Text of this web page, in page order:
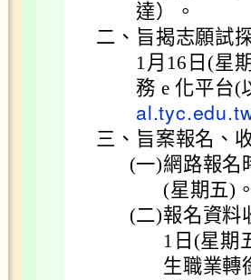
達）。
二、 旨揭志願試
1月16日(星
務 e 化平台(
三、 旨案報名、
(一)網路報名
(星期五)。
(二)報名資料
1日(星期
生職業轉